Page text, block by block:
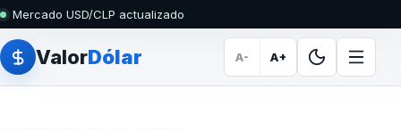
Mercado USD/CLP actualizado
ValorDólar A- A+